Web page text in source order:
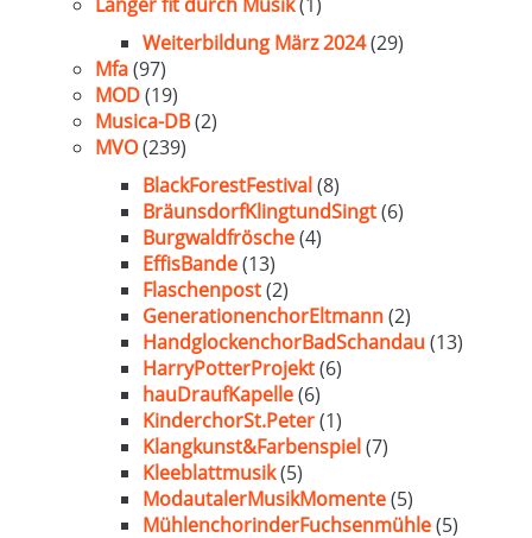
Weiterbildung März 2024(29)
Mfa(97)
MOD(19)
Musica-DB(2)
MVO(239)
BlackForestFestival(8)
BräunsdorfKlingtundSingt(6)
Burgwaldfrösche(4)
EffisBande(13)
Flaschenpost(2)
GenerationenchorEltmann(2)
HandglockenchorBadSchandau(13)
HarryPotterProjekt(6)
hauDraufKapelle(6)
KinderchorSt.Peter(1)
Klangkunst&Farbenspiel(7)
Kleeblattmusik(5)
ModautalerMusikMomente(5)
MühlenchorinderFuchsenmühle(5)